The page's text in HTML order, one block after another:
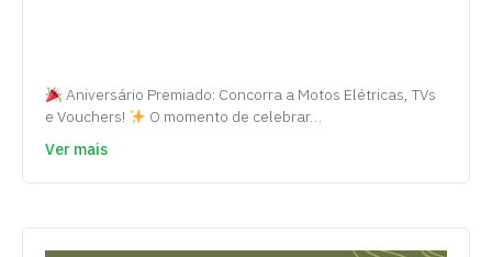
Aniversário Premiado: Concorra a Motos Elétricas, TVs
e Vouchers!
O momento de celebrar…
Ver mais